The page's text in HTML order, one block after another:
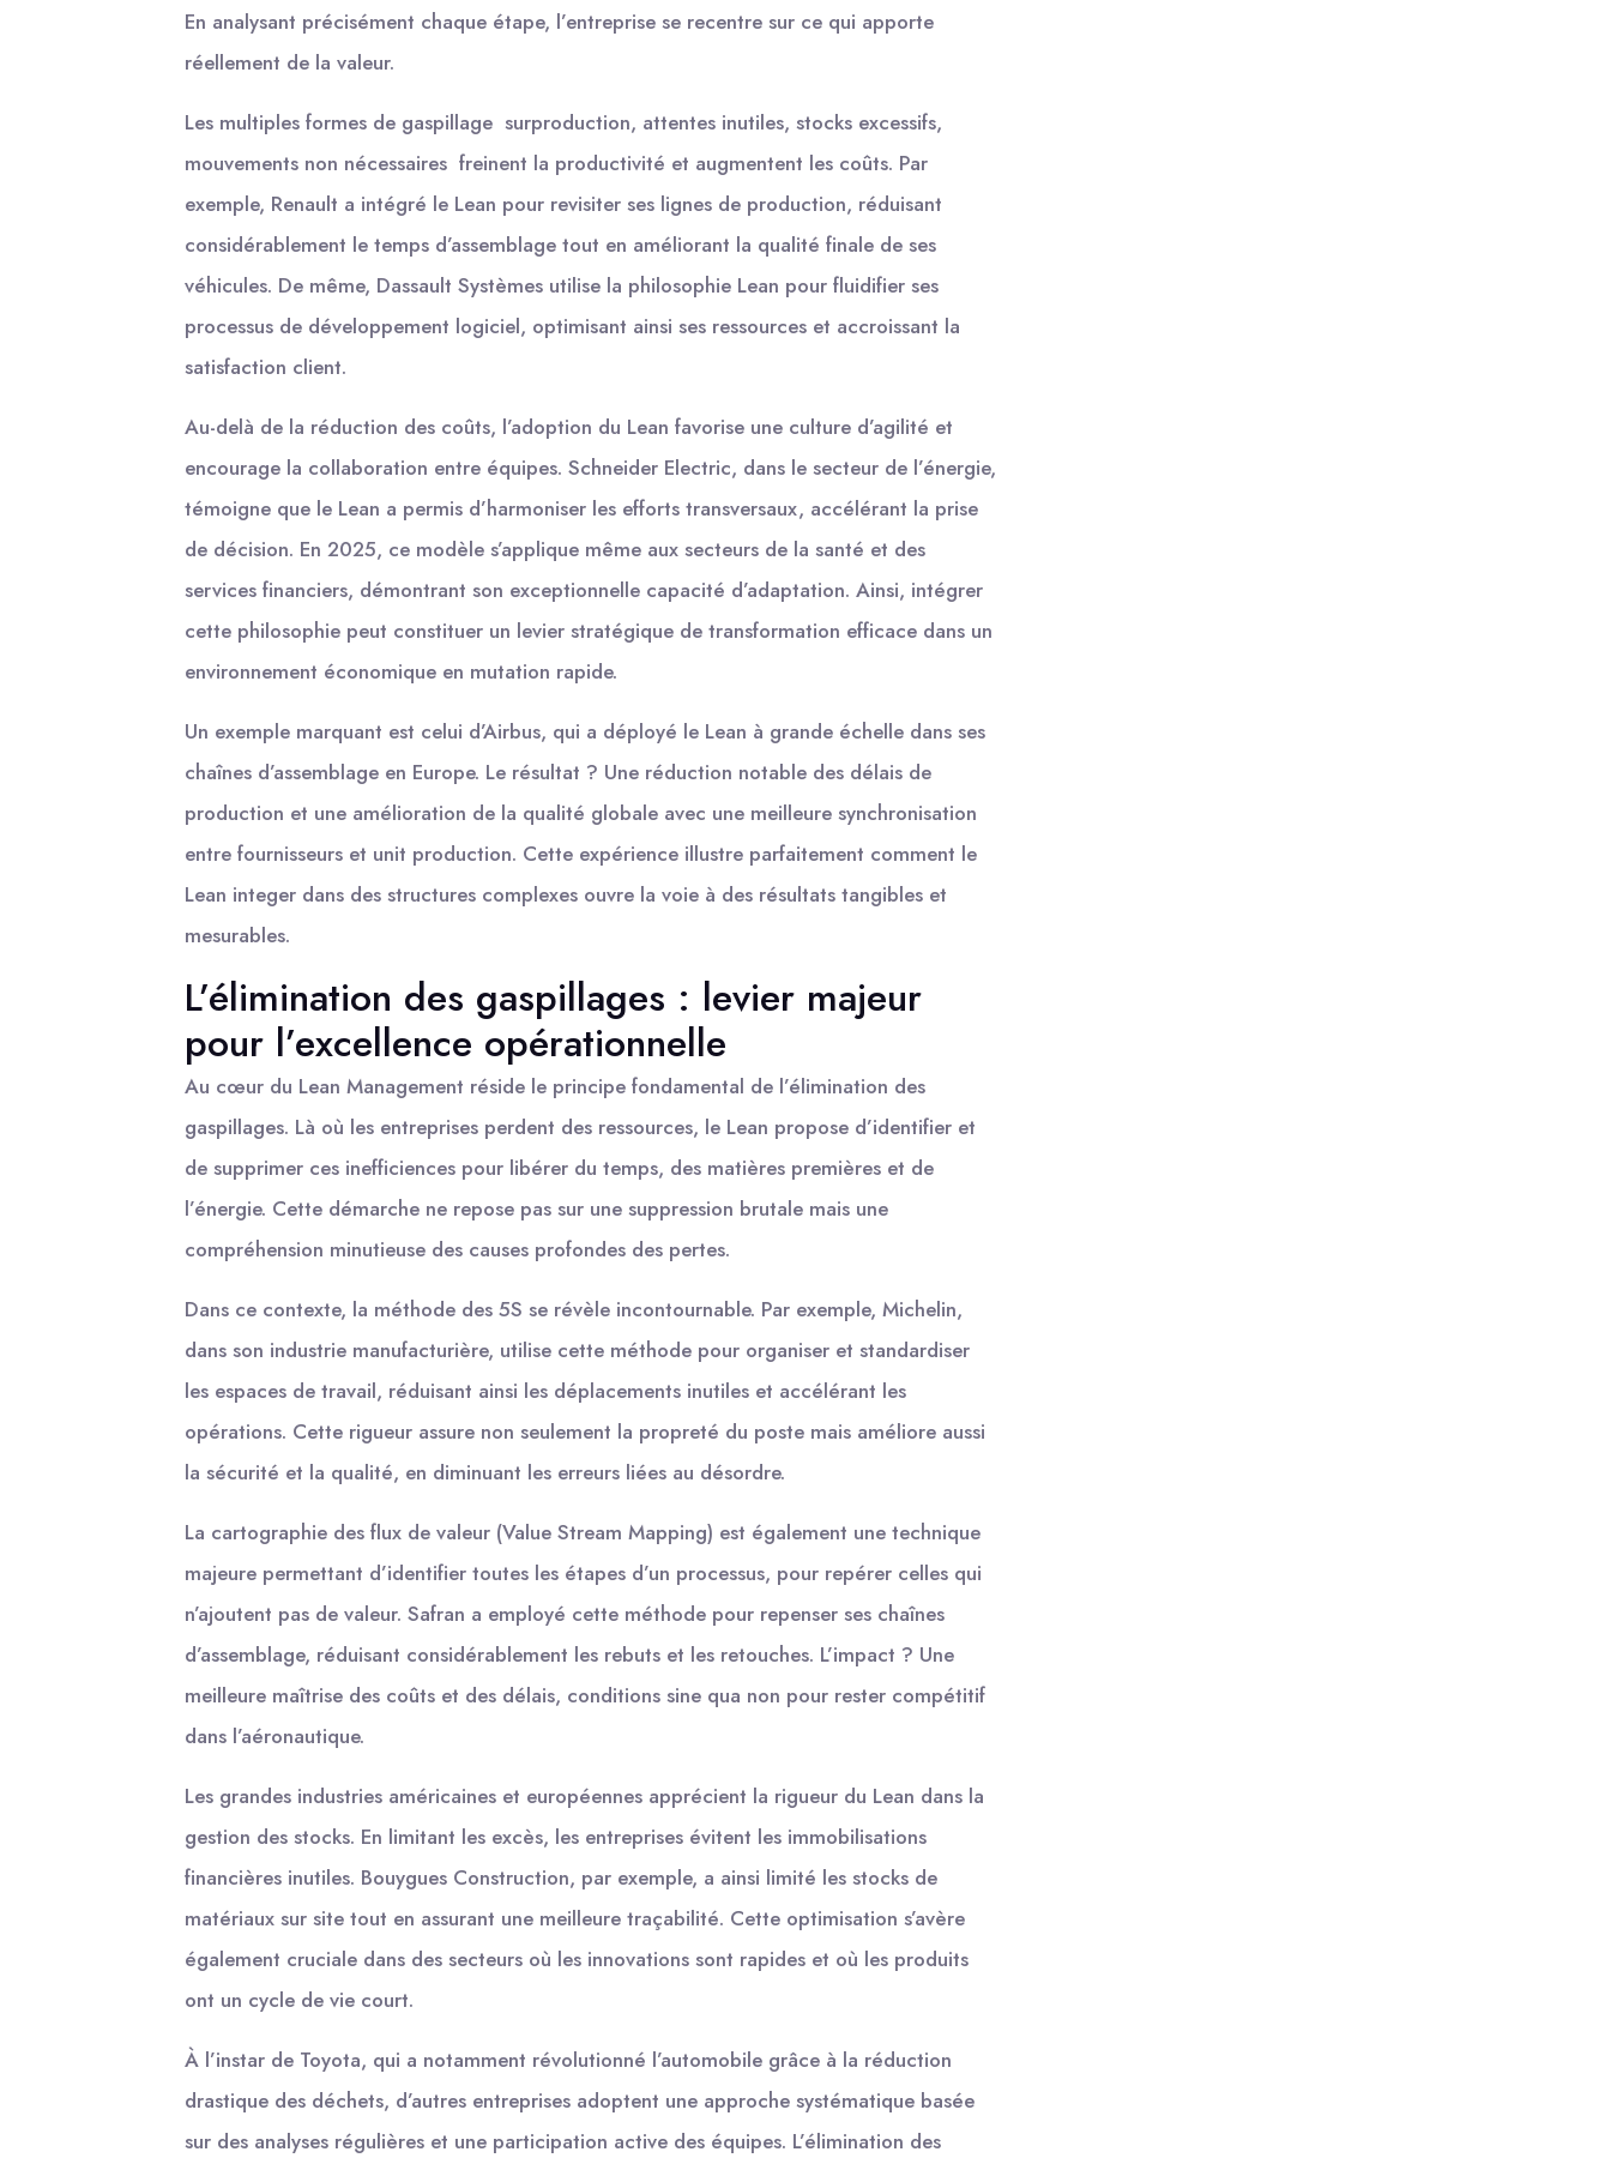
En analysant précisément chaque étape, l’entreprise se recentre sur ce qui apporte
réellement de la valeur.
Les multiples formes de gaspillage surproduction, attentes inutiles, stocks excessifs,
mouvements non nécessaires freinent la productivité et augmentent les coûts. Par
exemple, Renault a intégré le Lean pour revisiter ses lignes de production, réduisant
considérablement le temps d’assemblage tout en améliorant la qualité finale de ses
véhicules. De même, Dassault Systèmes utilise la philosophie Lean pour fluidifier ses
processus de développement logiciel, optimisant ainsi ses ressources et accroissant la
satisfaction client.
Au-delà de la réduction des coûts, l’adoption du Lean favorise une culture d’agilité et
encourage la collaboration entre équipes. Schneider Electric, dans le secteur de l’énergie,
témoigne que le Lean a permis d’harmoniser les efforts transversaux, accélérant la prise
de décision. En 2025, ce modèle s’applique même aux secteurs de la santé et des
services financiers, démontrant son exceptionnelle capacité d’adaptation. Ainsi, intégrer
cette philosophie peut constituer un levier stratégique de transformation efficace dans un
environnement économique en mutation rapide.
Un exemple marquant est celui d’Airbus, qui a déployé le Lean à grande échelle dans ses
chaînes d’assemblage en Europe. Le résultat ? Une réduction notable des délais de
production et une amélioration de la qualité globale avec une meilleure synchronisation
entre fournisseurs et unit production. Cette expérience illustre parfaitement comment le
Lean integer dans des structures complexes ouvre la voie à des résultats tangibles et
mesurables.
L’élimination des gaspillages : levier majeur
pour l’excellence opérationnelle
Au cœur du Lean Management réside le principe fondamental de l’élimination des
gaspillages. Là où les entreprises perdent des ressources, le Lean propose d’identifier et
de supprimer ces inefficiences pour libérer du temps, des matières premières et de
l’énergie. Cette démarche ne repose pas sur une suppression brutale mais une
compréhension minutieuse des causes profondes des pertes.
Dans ce contexte, la méthode des 5S se révèle incontournable. Par exemple, Michelin,
dans son industrie manufacturière, utilise cette méthode pour organiser et standardiser
les espaces de travail, réduisant ainsi les déplacements inutiles et accélérant les
opérations. Cette rigueur assure non seulement la propreté du poste mais améliore aussi
la sécurité et la qualité, en diminuant les erreurs liées au désordre.
La cartographie des flux de valeur (Value Stream Mapping) est également une technique
majeure permettant d’identifier toutes les étapes d’un processus, pour repérer celles qui
n’ajoutent pas de valeur. Safran a employé cette méthode pour repenser ses chaînes
d’assemblage, réduisant considérablement les rebuts et les retouches. L’impact ? Une
meilleure maîtrise des coûts et des délais, conditions sine qua non pour rester compétitif
dans l’aéronautique.
Les grandes industries américaines et européennes apprécient la rigueur du Lean dans la
gestion des stocks. En limitant les excès, les entreprises évitent les immobilisations
financières inutiles. Bouygues Construction, par exemple, a ainsi limité les stocks de
matériaux sur site tout en assurant une meilleure traçabilité. Cette optimisation s’avère
également cruciale dans des secteurs où les innovations sont rapides et où les produits
ont un cycle de vie court.
À l’instar de Toyota, qui a notamment révolutionné l’automobile grâce à la réduction
drastique des déchets, d’autres entreprises adoptent une approche systématique basée
sur des analyses régulières et une participation active des équipes. L’élimination des